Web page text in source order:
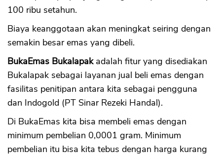
100 ribu setahun.
Biaya keanggotaan akan meningkat seiring dengan
semakin besar emas yang dibeli.
BukaEmas Bukalapakadalah fitur yang disediakan
Bukalapak sebagai layanan jual beli emas dengan
fasilitas penitipan antara kita sebagai pengguna
dan Indogold (PT Sinar Rezeki Handal).
Di BukaEmas kita bisa membeli emas dengan
minimum pembelian 0,0001 gram. Minimum
pembelian itu bisa kita tebus dengan harga kurang
CANCEL